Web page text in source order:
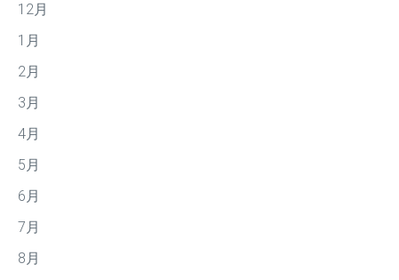
12月
1月
2月
3月
4月
5月
6月
7月
8月